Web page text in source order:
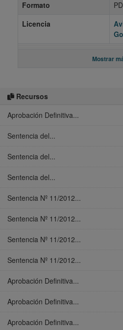
Recursos
Aprobación Definitiva...
Sentencia del...
Sentencia del...
Sentencia del...
Sentencia Nº 11/2012...
Sentencia Nº 11/2012...
Sentencia Nº 11/2012...
Sentencia Nº 11/2012...
Aprobación Definitiva...
Aprobación Definitiva...
Aprobación Definitiva...
Formato
Licencia
Mostrar